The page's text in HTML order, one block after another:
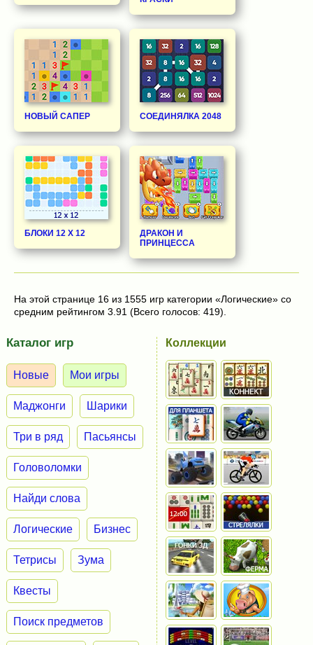
НОВЫЙ САПЕР СОЕДИНЯЛКА 2048
БЛОКИ 12 Х 12
ДРАКОН И
ПРИНЦЕССА
На этой странице 16 из 1555 игр категории «Логические» со
средним рейтингом 3.91 (Всего голосов: 419).
Каталог игр
Новые Мои игры
Маджонги Шарики
Три в ряд Пасьянсы
Головоломки
Найди слова
Логические Бизнес
Тетрисы Зума
Квесты
Поиск предметов
Коллекции